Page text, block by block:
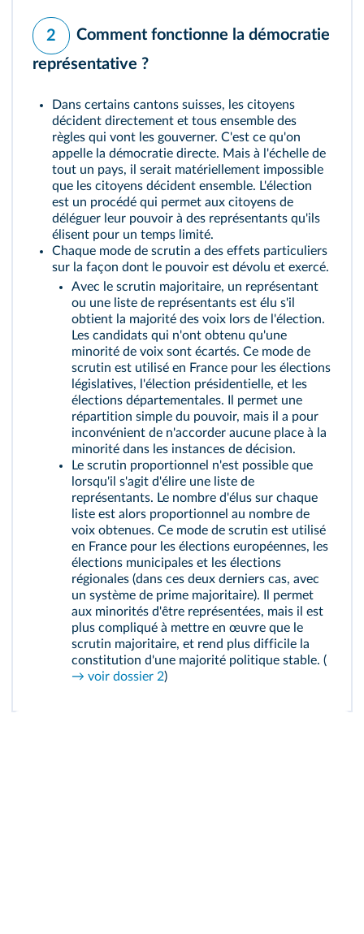
2
Comment fonctionne la démocratie
représentative ?
Dans certains cantons suisses, les citoyens
décident directement et tous ensemble des
règles qui vont les gouverner. C'est ce qu'on
appelle la démocratie directe. Mais à l'échelle de
tout un pays, il serait matériellement impossible
que les citoyens décident ensemble. L'élection
est un procédé qui permet aux citoyens de
déléguer leur pouvoir à des représentants qu'ils
élisent pour un temps limité.
Chaque mode de scrutin a des effets particuliers
sur la façon dont le pouvoir est dévolu et exercé.
Avec le scrutin majoritaire, un représentant
ou une liste de représentants est élu s'il
obtient la majorité des voix lors de l'élection.
Les candidats qui n'ont obtenu qu'une
minorité de voix sont écartés. Ce mode de
scrutin est utilisé en France pour les élections
législatives, l'élection présidentielle, et les
élections départementales. Il permet une
répartition simple du pouvoir, mais il a pour
inconvénient de n'accorder aucune place à la
minorité dans les instances de décision.
Le scrutin proportionnel n'est possible que
lorsqu'il s'agit d'élire une liste de
représentants. Le nombre d'élus sur chaque
liste est alors proportionnel au nombre de
voix obtenues. Ce mode de scrutin est utilisé
en France pour les élections européennes, les
élections municipales et les élections
régionales (dans ces deux derniers cas, avec
un système de prime majoritaire). Il permet
aux minorités d'être représentées, mais il est
plus compliqué à mettre en œuvre que le
scrutin majoritaire, et rend plus difficile la
constitution d'une majorité politique stable. (
→ voir dossier 2)